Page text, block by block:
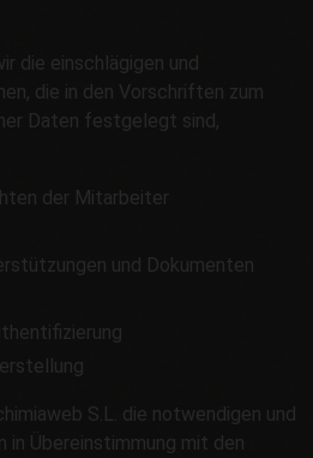
die einschlägigen und
die in den Vorschriften zum
Daten festgelegt sind,
der Mitarbeiter
und Dokumenten
S.L. die notwendigen und
in Übereinstimmung mit den